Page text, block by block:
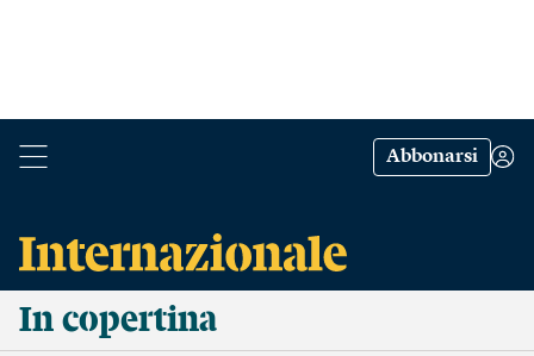
Abbonarsi
In copertina